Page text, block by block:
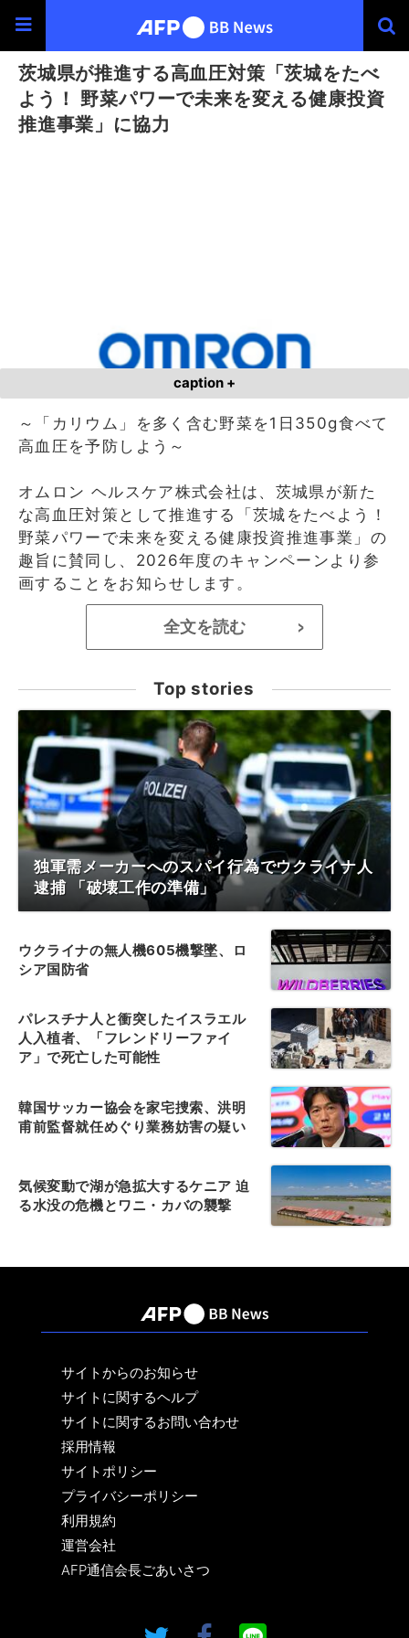
茨城県が推進する高血圧対策「茨城をたべ
よう！ 野菜パワーで未来を変える健康投資
推進事業」に協力
caption +
～「カリウム」を多く含む野菜を1日350g食べて
高血圧を予防しよう～
オムロン ヘルスケア株式会社は、茨城県が新た
な高血圧対策として推進する「茨城をたべよう！
野菜パワーで未来を変える健康投資推進事業」の
趣旨に賛同し、2026年度のキャンペーンより参
画することをお知らせします。
全文を読む >
Top stories
独軍需メーカーへのスパイ行為でウクライナ人
逮捕 「破壊工作の準備」
ウクライナの無人機605機撃墜、ロ
シア国防省
パレスチナ人と衝突したイスラエル
人入植者、「フレンドリーファイ
ア」で死亡した可能性
韓国サッカー協会を家宅捜索、洪明
甫前監督就任めぐり業務妨害の疑い
気候変動で湖が急拡大するケニア 迫
る水没の危機とワニ・カバの襲撃
サイトからのお知らせ
サイトに関するヘルプ
サイトに関するお問い合わせ
採用情報
サイトポリシー
プライバシーポリシー
利用規約
運営会社
AFP通信会長ごあいさつ